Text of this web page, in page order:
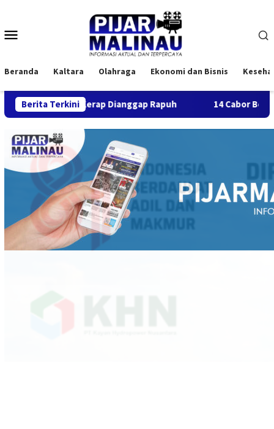
konten
Beranda Kaltara Olahraga Ekonomi dan Bisnis
Berita Terkini
Kerap Dianggap Rapuh 14 Cabor Belum Serahkan